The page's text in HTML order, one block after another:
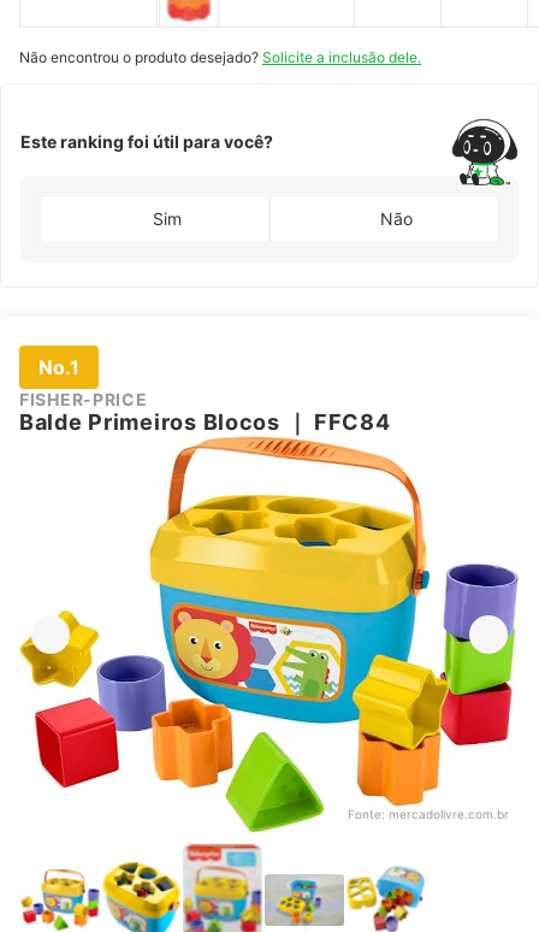
Não encontrou o produto desejado? Solicite a inclusão dele.
Este ranking foi útil para você?
Sim Não
No.1
FISHER-PRICE
Balde Primeiros Blocos FFC84
Fonte: mercadolivre.com.br